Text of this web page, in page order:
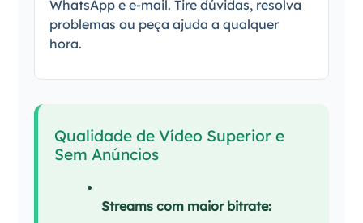
WhatsApp e e-mail. Tire dúvidas, resolva
problemas ou peça ajuda a qualquer
hora.
Qualidade de Vídeo Superior e
Sem Anúncios
Streams com maior bitrate: